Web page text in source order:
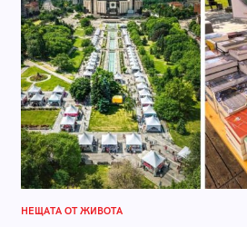
НЕЩАТА ОТ ЖИВОТА